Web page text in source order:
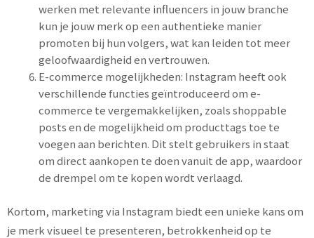
werken met relevante influencers in jouw branche
kun je jouw merk op een authentieke manier
promoten bij hun volgers, wat kan leiden tot meer
geloofwaardigheid en vertrouwen.
E-commerce mogelijkheden: Instagram heeft ook
verschillende functies geïntroduceerd om e-
commerce te vergemakkelijken, zoals shoppable
posts en de mogelijkheid om producttags toe te
voegen aan berichten. Dit stelt gebruikers in staat
om direct aankopen te doen vanuit de app, waardoor
de drempel om te kopen wordt verlaagd.
Kortom, marketing via Instagram biedt een unieke kans om
je merk visueel te presenteren, betrokkenheid op te